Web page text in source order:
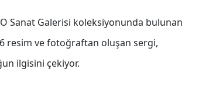
Sanat Galerisi koleksiyonunda bulunan
resim ve fotoğraftan oluşan sergi,
ilgisini çekiyor.